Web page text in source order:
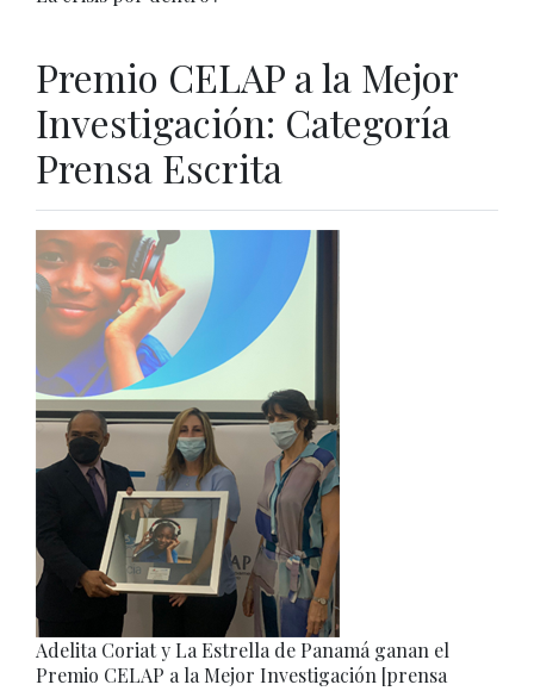
Premio CELAP a la Mejor
Investigación: Categoría
Prensa Escrita
Adelita Coriat y La Estrella de Panamá ganan el
Premio CELAP a la Mejor Investigación [prensa